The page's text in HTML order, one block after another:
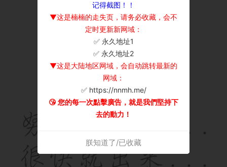
记得截图！！
▼这是楠楠的走失页，请务必收藏，会不
定时更新新网域：
✅ 永久地址1
✅ 永久地址2
▼这是大陆地区网域，会自动跳转最新的
网域：
✅ https://nnmh.me/
😘 您的每一次點擊廣告，就是我們堅持下
去的動力！
朕知道了/已收藏